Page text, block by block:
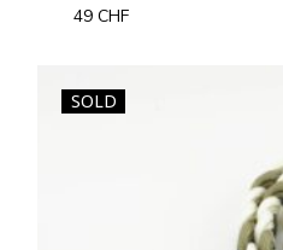
49CHF
SOLD